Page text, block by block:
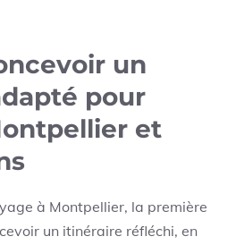
un
pour
et
à Montpellier, la première
un itinéraire réfléchi, en